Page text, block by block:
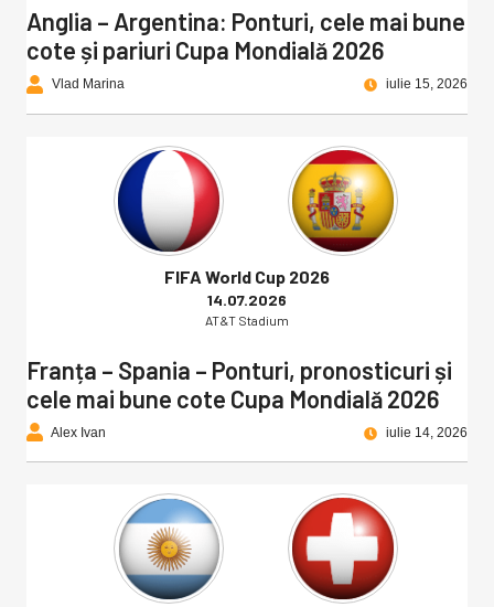
Anglia – Argentina: Ponturi, cele mai bune
cote și pariuri Cupa Mondială 2026
Vlad Marina iulie 15, 2026
FIFA World Cup 2026
14.07.2026
AT&T Stadium
Franța – Spania – Ponturi, pronosticuri și
cele mai bune cote Cupa Mondială 2026
Alex Ivan iulie 14, 2026